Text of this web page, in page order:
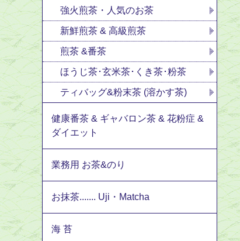
強火煎茶・人気のお茶
新鮮煎茶 & 高級煎茶
煎茶 &番茶
ほうじ茶･玄米茶･くき茶･粉茶
ティバッグ&粉末茶 (溶かす茶)
健康番茶 & ギャバロン茶 & 花粉症 &
ダイエット
業務用 お茶&のり
お抹茶....... Uji・Matcha
海 苔